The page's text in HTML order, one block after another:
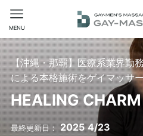
MENU
【沖縄・那覇】医療系業界勤
による本格施術をゲイマッサ
HEALING
2025 4/23